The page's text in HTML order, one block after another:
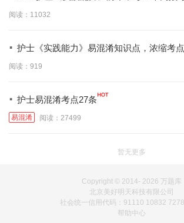
阅读：11032
· 护士《实践能力》易混淆知识点，浓缩考点
阅读：919
· 护士易混淆考点27条
易混淆 阅读：27499
暂无更多
Copyright © 2014- 2026 万题库
北京美好明天科技有限公司
社会统一信用代码：91110 10832
帮助中心